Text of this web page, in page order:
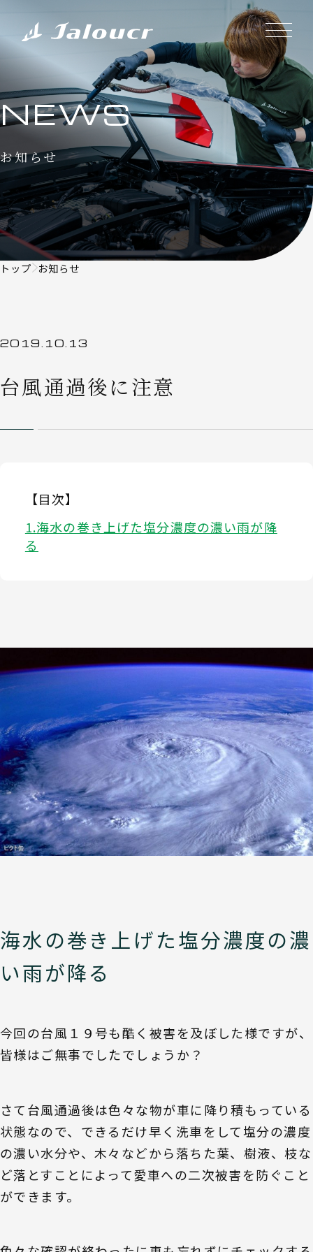
NEWS
お知らせ
トップ お知らせ
2019.10.13
台風通過後に注意
【目次】
海水の巻き上げた塩分濃度の濃い雨が降
る
海水の巻き上げた塩分濃度の濃
い雨が降る
今回の台風１９号も酷く被害を及ぼした様ですが、
皆様はご無事でしたでしょうか？
さて台風通過後は色々な物が車に降り積もっている
状態なので、できるだけ早く洗車をして塩分の濃度
の濃い水分や、木々などから落ちた葉、樹液、枝な
ど落とすことによって愛車への二次被害を防ぐこと
ができます。